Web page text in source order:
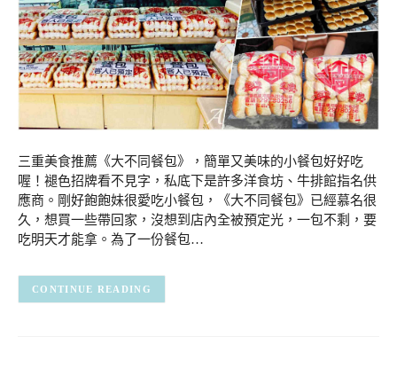
三重美食推薦《大不同餐包》，簡單又美味的小餐包好好吃
喔！褪色招牌看不見字，私底下是許多洋食坊、牛排館指名供
應商。剛好飽飽妹很愛吃小餐包，《大不同餐包》已經慕名很
久，想買一些帶回家，沒想到店內全被預定光，一包不剩，要
吃明天才能拿。為了一份餐包…
CONTINUE READING